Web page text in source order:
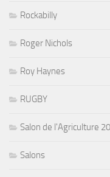
Rockabilly
Roger Nichols
Roy Haynes
RUGBY
Salon de l'Agriculture
Salons